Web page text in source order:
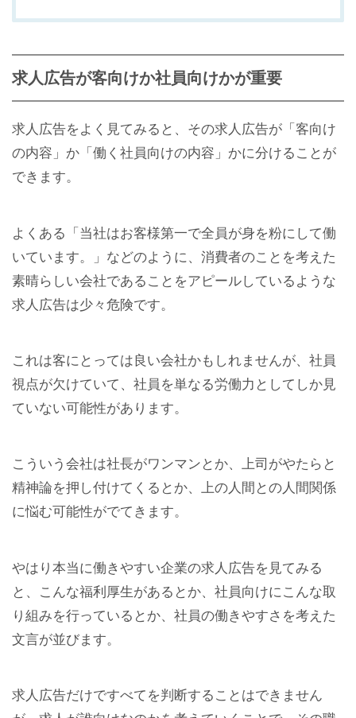
求人広告が客向けか社員向けかが重要
求人広告をよく見てみると、その求人広告が「客向け
の内容」か「働く社員向けの内容」かに分けることが
できます。
よくある「当社はお客様第一で全員が身を粉にして働
いています。」などのように、消費者のことを考えた
素晴らしい会社であることをアピールしているような
求人広告は少々危険です。
これは客にとっては良い会社かもしれませんが、社員
視点が欠けていて、社員を単なる労働力としてしか見
ていない可能性があります。
こういう会社は社長がワンマンとか、上司がやたらと
精神論を押し付けてくるとか、上の人間との人間関係
に悩む可能性がでてきます。
やはり本当に働きやすい企業の求人広告を見てみる
と、こんな福利厚生があるとか、社員向けにこんな取
り組みを行っているとか、社員の働きやすさを考えた
文言が並びます。
求人広告だけですべてを判断することはできません